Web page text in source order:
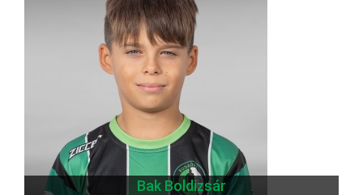
Bak Boldizsár